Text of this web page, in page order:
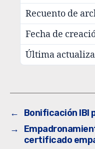
Recuento de
Fecha de
Última
←
Bonificación IBI
→
certificado